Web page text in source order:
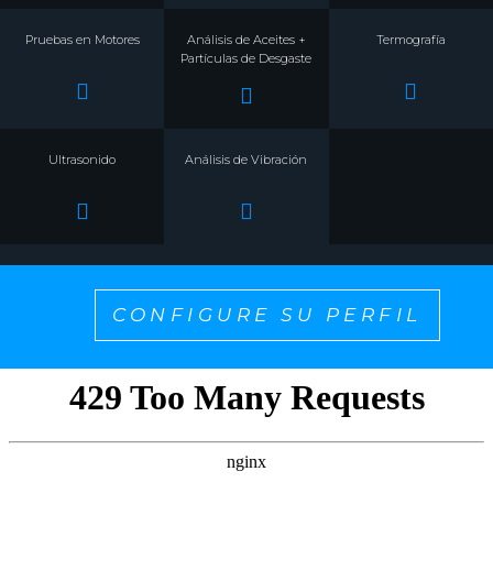
Pruebas en Motores
Análisis de Aceites +
Partículas de Desgaste
Termografía
Ultrasonido Análisis de Vibración
CONFIGURE SU PERFIL